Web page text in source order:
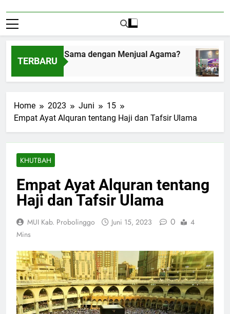
TERBARU
Amplop Sama dengan Menjual Agama?
1, 2026
Home 2023 Juni
15
Empat Ayat Alquran tentang Haji dan Tafsir Ulama
KHUTBAH
Empat Ayat Alquran tentang
Haji dan Tafsir Ulama
MUI Kab. Probolinggo Juni 15, 2023 0
4
Mins